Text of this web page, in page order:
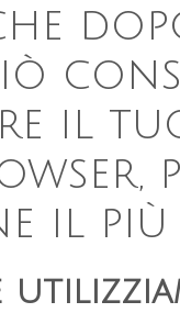
il
il più